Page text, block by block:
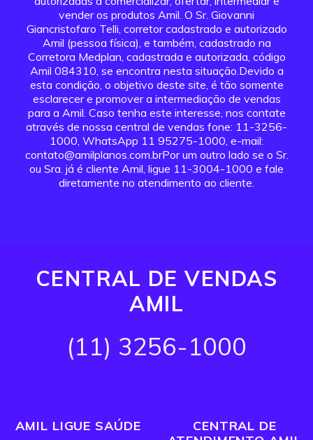
vender os produtos Amil. O Sr. Giovanni
Giancristofaro Telli, corretor cadastrado e autorizado
Amil (pessoa física), e também, cadastrado na
Corretora Medplan, cadastrada e autorizada, código
Amil 084310, se encontra nesta situação.Devido a
esta condição, o objetivo deste site, é tão somente
esclarecer e promover a intermediação de vendas
para a Amil. Caso tenha este interesse, nos contate
através de nossa central de vendas fone: 11-3256-
1000, WhatsApp 11 95275-1000, e-mail:
contato@amilplanos.com.brPor um outro lado se o Sr.
ou Sra. já é cliente Amil, ligue 11-3004-1000 e fale
diretamente no atendimento ao cliente.
CENTRAL DE VENDAS
AMIL
(11) 3256-1000
AMIL LIGUE SAÚDE
CENTRAL DE